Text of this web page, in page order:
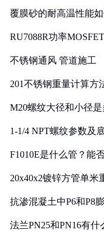
覆膜砂的耐高温性能
RU7088R功率
不锈钢通风 管道施工
201不锈钢重量计算方
M20螺纹大径和小径
1-1/4 NPT螺纹参数及
F1010E是什么管？能
20x40x2镀锌方管单米
抗渗混凝土中P6和P8
法兰PN25和PN16有什